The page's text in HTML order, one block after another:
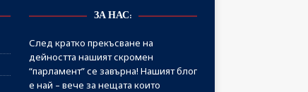
ЗА НАС:
След кратко прекъсване на
дейността нашият скромен
“парламент” се завърна! Нашият блог
е най – вече за нещата които